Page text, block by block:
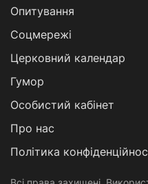
Опитування
Соцмережі
Церковний календар
Гумор
Особистий кабінет
Про нас
Політика